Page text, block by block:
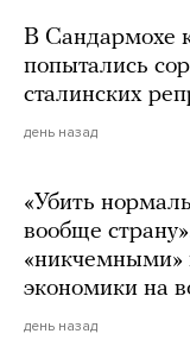
В Сандармохе
попытались
сталинских
день назад
«Убить
вообще
«никчемными»
экономики на
день назад